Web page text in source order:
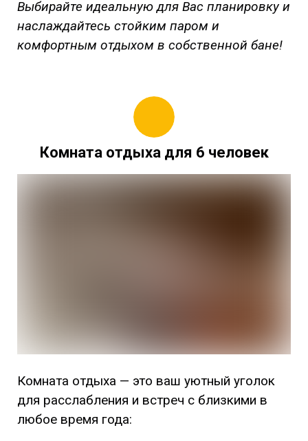
Выбирайте идеальную для Вас планировку и
наслаждайтесь стойким паром и
комфортным отдыхом в собственной бане!
Комната отдыха для 6 человек
Комната отдыха — это ваш уютный уголок
для расслабления и встреч с близкими в
любое время года: